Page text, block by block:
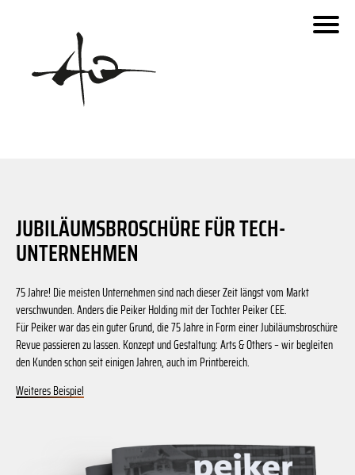
JUBILÄUMSBROSCHÜRE FÜR TECH-
UNTERNEHMEN
75 Jahre! Die meisten Unternehmen sind nach dieser Zeit längst vom Markt
verschwunden. Anders die Peiker Holding mit der Tochter Peiker CEE.
Für Peiker war das ein guter Grund, die 75 Jahre in Form einer Jubiläumsbroschüre
Revue passieren zu lassen. Konzept und Gestaltung: Arts & Others – wir begleiten
den Kunden schon seit einigen Jahren, auch im Printbereich.
Weiteres Beispiel
fara.de
Invesco
Zeppelinstraße
Zeppelinstraße
Urseler Straße
Urseler Straße